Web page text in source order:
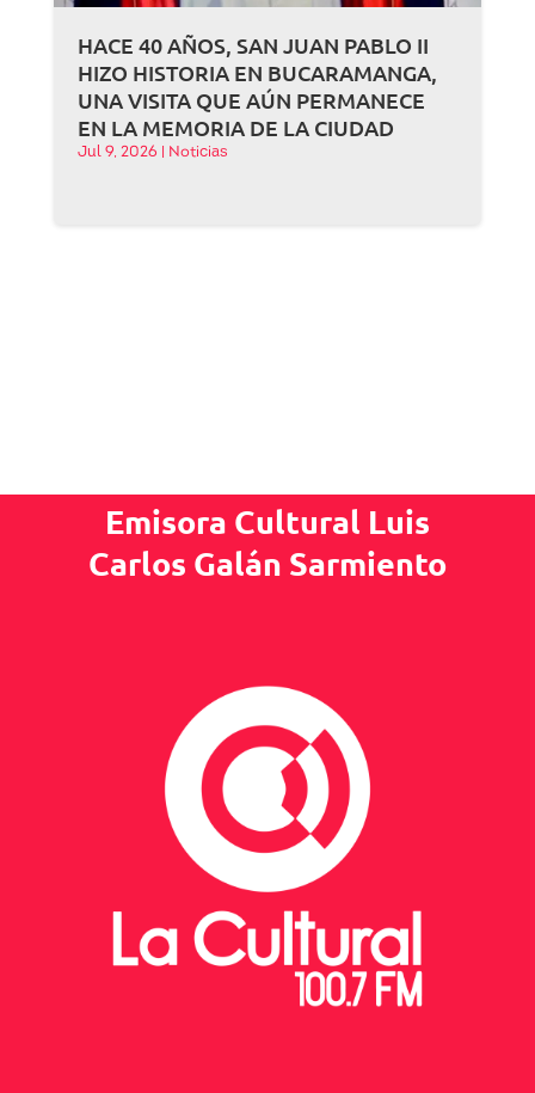
HACE 40 AÑOS, SAN JUAN PABLO II
HIZO HISTORIA EN BUCARAMANGA,
UNA VISITA QUE AÚN PERMANECE
EN LA MEMORIA DE LA CIUDAD
Jul 9, 2026 Noticias
Emisora Cultural Luis
Carlos Galán Sarmiento